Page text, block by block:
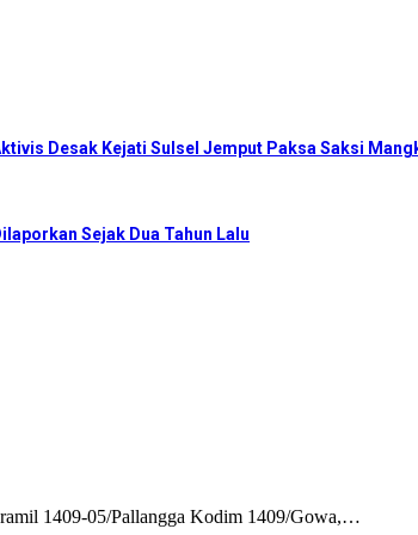
Desak Kejati Sulsel Jemput Paksa Saksi
Sejak Dua Tahun Lalu
1409-05/Pallangga Kodim 1409/Gowa,…